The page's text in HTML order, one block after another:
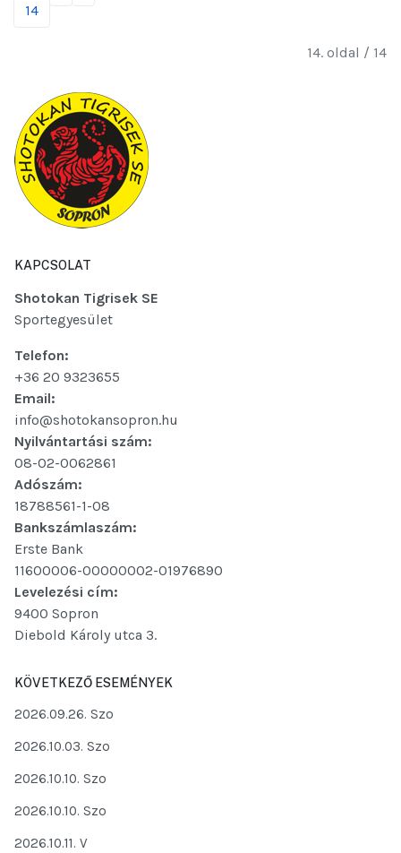
14
14. oldal / 14
KAPCSOLAT
Shotokan Tigrisek SE
Sportegyesület
Telefon:
+36 20 9323655
Email:
info@shotokansopron.hu
Nyilvántartási szám:
08-02-0062861
Adószám:
18788561-1-08
Bankszámlaszám:
Erste Bank
11600006-00000002-01976890
Levelezési cím:
9400 Sopron
Diebold Károly utca 3.
KÖVETKEZŐ ESEMÉNYEK
2026.09.26. Szo
2026.10.03. Szo
2026.10.10. Szo
2026.10.10. Szo
2026.10.11. V